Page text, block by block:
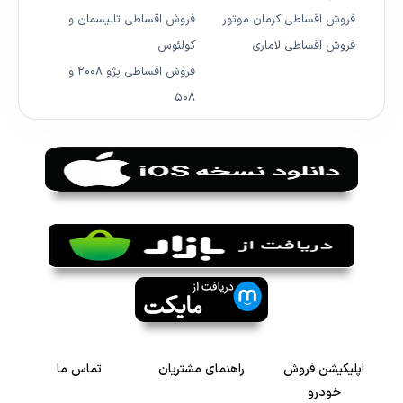
فروش اقساطی کرمان موتور
فروش اقساطی لاماری
فروش اقساطی تالیسمان و
کولئوس
فروش اقساطی پژو ۲۰۰۸ و
۵۰۸
اپلیکیشن فروش
خودرو
راهنمای مشتریان تماس ما